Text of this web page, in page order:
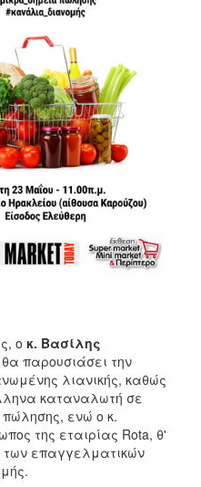
ο κ. Βασίλης
θα παρουσιάσει την
λιανικής, καθώς
καταναλωτή σε
ενώ ο κ.
της εταιρίας Rota, θ'
των επαγγελματικών